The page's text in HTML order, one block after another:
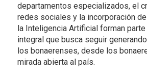
departamentos especializados, el
redes sociales y la incorporación
la Inteligencia Artificial forman
integral que busca seguir
los bonaerenses, desde los
mirada abierta al país.